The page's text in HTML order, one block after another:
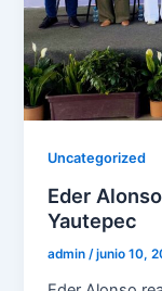
Uncategorized
Eder
Yautepec
admin/junio 10,